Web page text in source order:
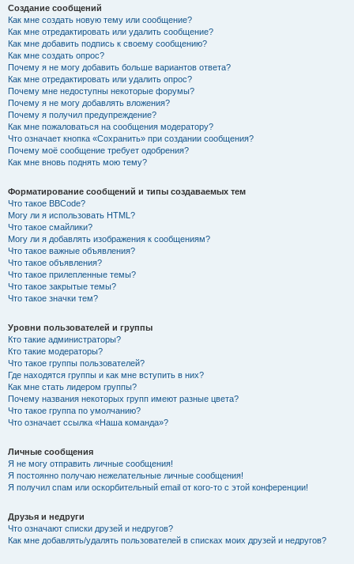
Создание сообщений
Как мне создать новую тему или сообщение?
Как мне отредактировать или удалить сообщение?
Как мне добавить подпись к своему сообщению?
Как мне создать опрос?
Почему я не могу добавить больше вариантов ответа?
Как мне отредактировать или удалить опрос?
Почему мне недоступны некоторые форумы?
Почему я не могу добавлять вложения?
Почему я получил предупреждение?
Как мне пожаловаться на сообщения модератору?
Что означает кнопка «Сохранить» при создании сообщения?
Почему моё сообщение требует одобрения?
Как мне вновь поднять мою тему?
Форматирование сообщений и типы создаваемых тем
Что такое BBCode?
Могу ли я использовать HTML?
Что такое смайлики?
Могу ли я добавлять изображения к сообщениям?
Что такое важные объявления?
Что такое объявления?
Что такое прилепленные темы?
Что такое закрытые темы?
Что такое значки тем?
Уровни пользователей и группы
Кто такие администраторы?
Кто такие модераторы?
Что такое группы пользователей?
Где находятся группы и как мне вступить в них?
Как мне стать лидером группы?
Почему названия некоторых групп имеют разные цвета?
Что такое группа по умолчанию?
Что означает ссылка «Наша команда»?
Личные сообщения
Я не могу отправить личные сообщения!
Я постоянно получаю нежелательные личные сообщения!
Я получил спам или оскорбительный email от кого-то с этой конференции!
Друзья и недруги
Что означают списки друзей и недругов?
Как мне добавлять/удалять пользователей в списках моих друзей и недругов?